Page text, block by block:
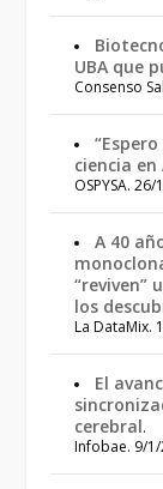
UBA que
Consenso
ciencia
OSPYSA. 26/
A 40
“reviven”
los
La DataMix.
El
cerebral.
Infobae. 9/1/